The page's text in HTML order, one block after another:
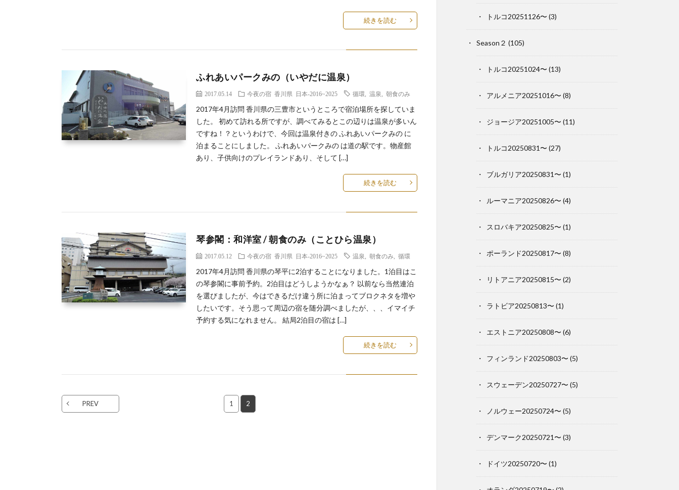
続きを読む
ふれあいパークみの（いやだに温泉）
2017.05.14 今夜の宿 香川県 日本-2016~2025 循環 ,温泉 ,朝食のみ
2017年4月訪問 香川県の三豊市というところで宿泊場所を探していま
した。 初めて訪れる所ですが、調べてみるとこの辺りは温泉が多いん
ですね！？というわけで、今回は温泉付きの ふれあいパークみの に
泊まることにしました。 ふれあいパークみの は道の駅です。物産館
あり、子供向けのプレイランドあり、そして […]
続きを読む
琴参閣：和洋室 / 朝食のみ（ことひら温泉）
2017.05.12 今夜の宿 香川県 日本-2016~2025 温泉 ,朝食のみ ,循環
2017年4月訪問 香川県の琴平に2泊することになりました。1泊目はこ
の琴参閣に事前予約。2泊目はどうしようかなぁ？ 以前なら当然連泊
を選びましたが、今はできるだけ違う所に泊まってブロクネタを増や
したいです。そう思って周辺の宿を随分調べましたが、、、イマイチ
予約する気になれません。 結局2泊目の宿は […]
続きを読む
PREV 1 2
トルコ20251126〜 (3)
Season２ (105)
トルコ20251024〜 (13)
アルメニア20251016〜 (8)
ジョージア20251005〜 (11)
トルコ20250831〜 (27)
ブルガリア20250831〜 (1)
ルーマニア20250826〜 (4)
スロバキア20250825〜 (1)
ポーランド20250817〜 (8)
リトアニア20250815〜 (2)
ラトビア20250813〜 (1)
エストニア20250808〜 (6)
フィンランド20250803〜 (5)
スウェーデン20250727〜 (5)
ノルウェー20250724〜 (5)
デンマーク20250721〜 (3)
ドイツ20250720〜 (1)